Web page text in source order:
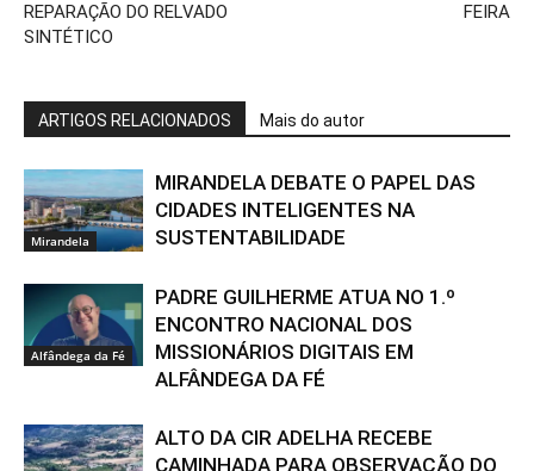
REPARAÇÃO DO RELVADO
SINTÉTICO
FEIRA
ARTIGOS RELACIONADOS Mais do autor
Mirandela
MIRANDELA DEBATE O PAPEL DAS
CIDADES INTELIGENTES NA
SUSTENTABILIDADE
Alfândega da Fé
PADRE GUILHERME ATUA NO 1.º
ENCONTRO NACIONAL DOS
MISSIONÁRIOS DIGITAIS EM
ALFÂNDEGA DA FÉ
ALTO DA CIR ADELHA RECEBE
CAMINHADA PARA OBSERVAÇÃO DO